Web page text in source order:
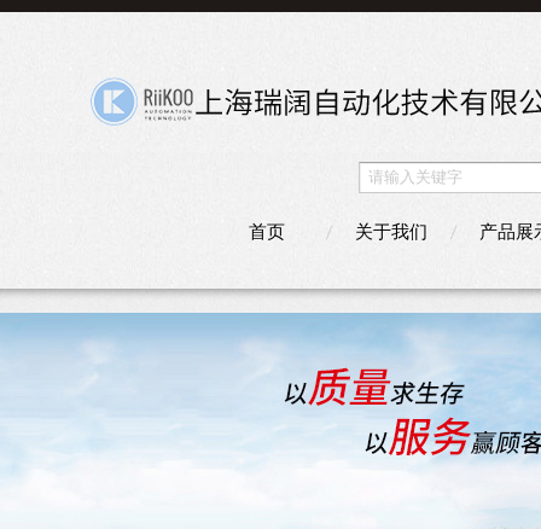
首页 关于我们 产品展